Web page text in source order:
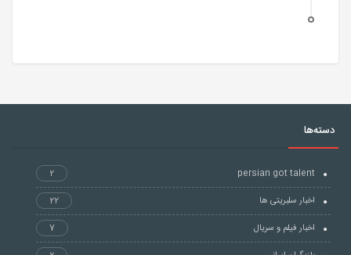
دسته‌ها
persian got talent
2
اخبار سلبریتی ها
22
اخبار فیلم و سریال
7